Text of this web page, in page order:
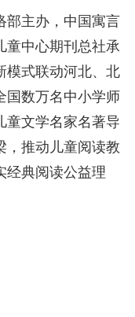
部主办，中国寓言
童中心期刊总社承
模式联动河北、北
国数万名中小学师
童文学名家名著导
，推动儿童阅读教
经典阅读公益理